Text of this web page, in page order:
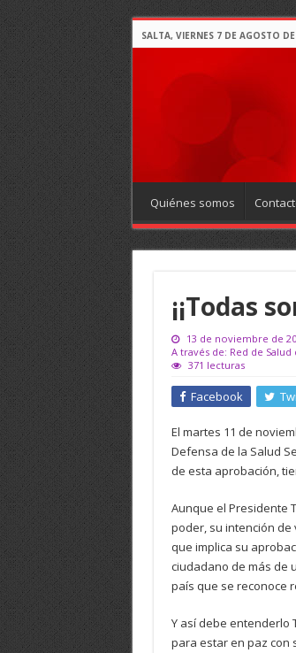
SALTA, VIERNES 7 DE AGOSTO
Quiénes somos
¡¡Todas
13 de noviembre de
A través de: Red de
371 lecturas
Facebook
El martes 11 de
Defensa de la Salud
de esta aprobación,
Aunque el Presidente
poder, su intención
que implica su
ciudadano de más de
país que se reconoce
Y así debe entenderlo
para estar en paz con